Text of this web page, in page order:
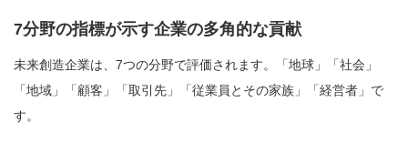
7分野の指標が示す企業の多角的な貢献
未来創造企業は、7つの分野で評価されます。「地球」「社会」
「地域」「顧客」「取引先」「従業員とその家族」「経営者」で
す。